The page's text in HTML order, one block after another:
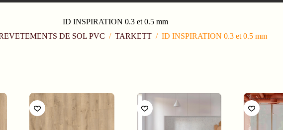
ID INSPIRATION 0.3 et 0.5 mm
DE SOL PVC / TARKETT / ID INSPIRATION 0.3 et 0.5 mm